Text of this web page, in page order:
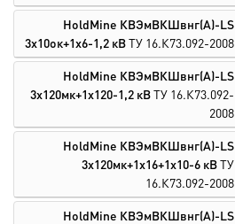
HoldMine КВЭмВКШвнг(А)-LS
3х10ок+1х6-1,2 кВТУ 16.К73.092-2008
HoldMine КВЭмВКШвнг(А)-LS
3х120мк+1х120-1,2 кВТУ 16.К73.092-
2008
HoldMine КВЭмВКШвнг(А)-LS
3х120мк+1х16+1х10-6 кВТУ
16.К73.092-2008
HoldMine КВЭмВКШвнг(А)-LS